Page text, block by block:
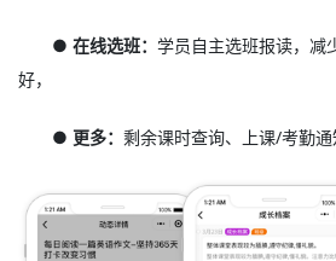
● 在线选班：学员自主选班报读，减
好，
● 更多：剩余课时查询、上课/考勤